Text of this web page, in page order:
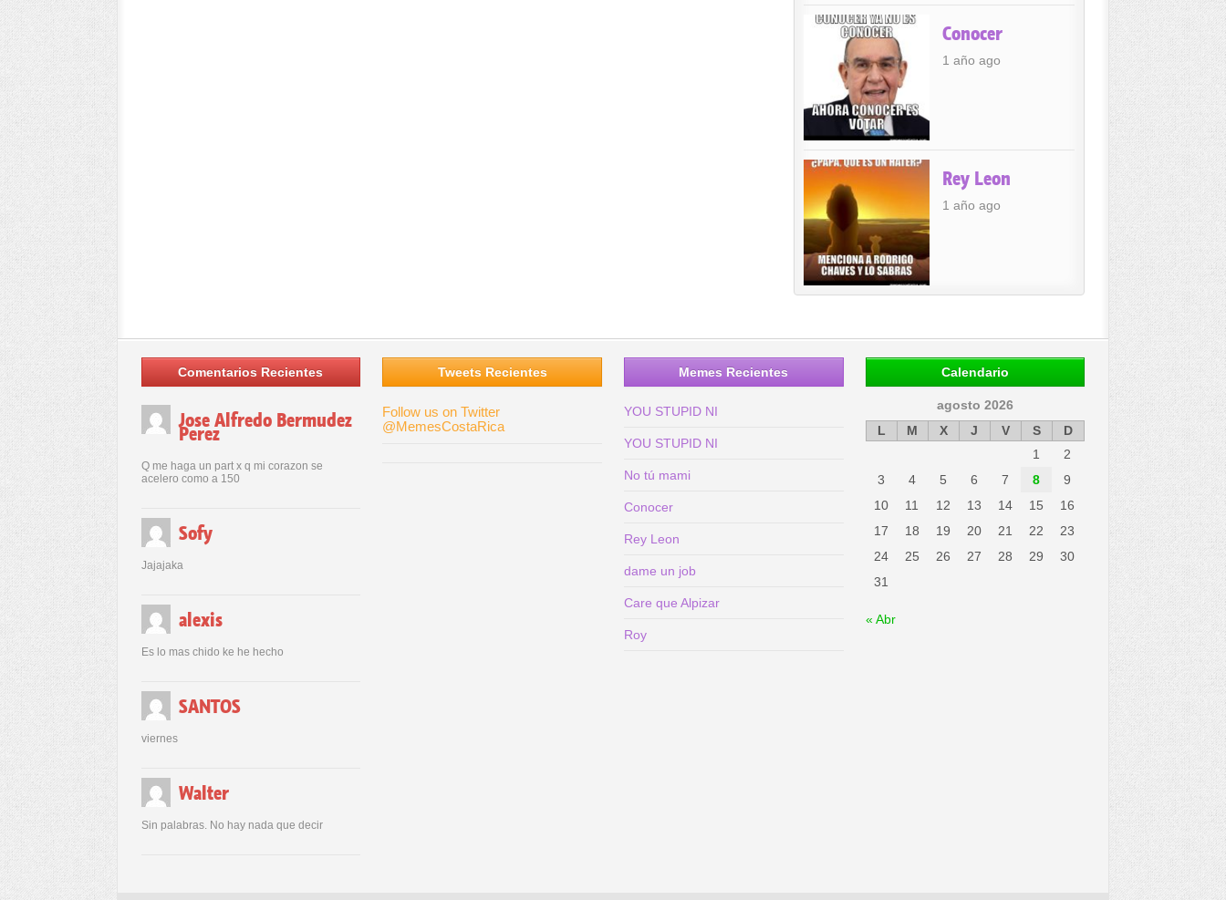
Conocer
1 año ago
Rey Leon
1 año ago
Comentarios Recientes
Jose Alfredo Bermudez
Perez
Q me haga un part x q mi corazon se
acelero como a 150
Sofy
Jajajaka
alexis
Es lo mas chido ke he hecho
SANTOS
viernes
Walter
Sin palabras. No hay nada que decir
Tweets Recientes
Follow us on Twitter
@MemesCostaRica
Memes Recientes
YOU STUPID NI
YOU STUPID NI
No tú mami
Conocer
Rey Leon
dame un job
Care que Alpizar
Roy
Calendario
agosto 2026
L
M X J V S
D
1
2
3
4 5 6 7 8
9
10
11 12 13 14 15
16
17
18 19 20 21 22
23
24
25 26 27 28 29
30
31
« Abr